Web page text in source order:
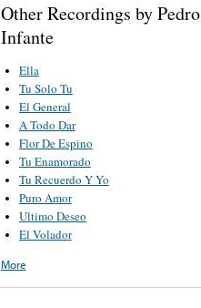
Other Recordings by Pedro
Infante
Ella
Tu Solo Tu
El General
A Todo Dar
Flor De Espino
Tu Enamorado
Tu Recuerdo Y Yo
Puro Amor
Ultimo Deseo
El Volador
More